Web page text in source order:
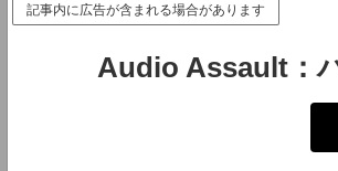
記事内に広告が含まれる場合があります
Audio Assault：